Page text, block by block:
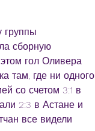
группы
сборную
гол Оливера
там, где ни одного
со счетом 3:1 в
2:3 в Астане и
все видели